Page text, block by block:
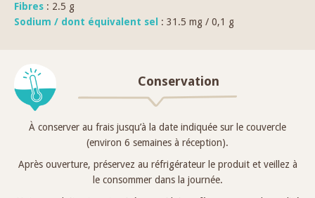
Fibres : 2.5 g
Sodium / dont équivalent sel
: 31.5 mg / 0,1 g
Conservation
À conserver au frais jusqu’à la date indiquée sur le couvercle
(environ 6 semaines à réception).
Après ouverture, préservez au réfrigérateur le produit et veillez à
le consommer dans la journée.